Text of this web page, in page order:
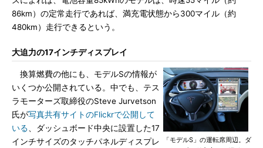
86km）の定常走行であれば、満充電状態から300マイル（約
480km）走行できるという。
大迫力の17インチディスプレイ
「モデルS」の運転席周辺。ダ
換算燃費の他にも、モデルSの情報が
いくつか公開されている。中でも、テス
ラモーターズ取締役のSteve Jurvetson
氏が写真共有サイトのFlickrで公開して
いる 、ダッシュボード中央に設置した17
インチサイズのタッチパネルディスプレ